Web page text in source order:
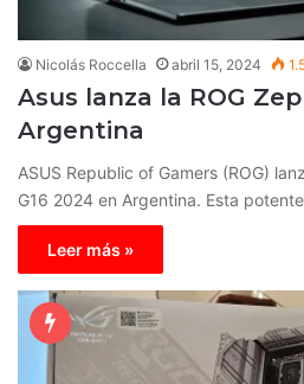
Nicolás Roccella abril 15, 2024
Asus lanza la ROG
Argentina
ASUS Republic of Gamers (ROG)
G16 2024 en Argentina. Esta
Leer más »